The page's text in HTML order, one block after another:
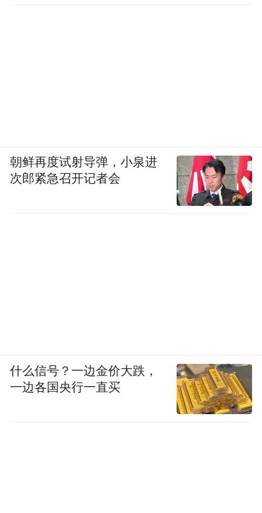
朝鲜再度试射导弹，小泉进
次郎紧急召开记者会
什么信号？一边金价大跌，
一边各国央行一直买